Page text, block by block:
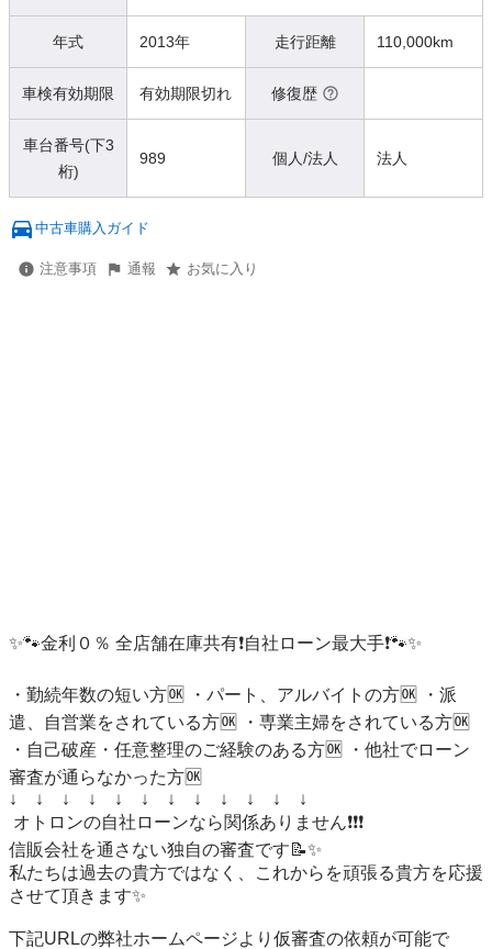
年式 2013年 走行距離 110,000km
車検有効期限 有効期限切れ 修復歴
車台番号(下3
桁)
989 個人/法人 法人
中古車購入ガイド
注意事項 通報 お気に入り
✨🐾金利０％ 全店舗在庫共有❗️自社ローン最大手❗️🐾✨
・勤続年数の短い方🆗 ・パート、アルバイトの方🆗 ・派
遣、自営業をされている方🆗 ・専業主婦をされている方🆗
・自己破産・任意整理のご経験のある方🆗 ・他社でローン
審査が通らなかった方🆗
↓　↓　↓　↓　↓　↓　↓　↓　↓　↓　↓　↓
信販会社を通さない独自の審査です📝✨
私たちは過去の貴方ではなく、これからを頑張る貴方を応援
させて頂きます✨
下記URLの弊社ホームページより仮審査の依頼が可能で